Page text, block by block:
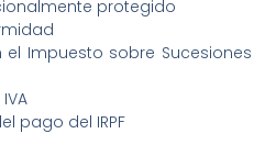
protegido
el Impuesto sobre Sucesiones
pago del IRPF